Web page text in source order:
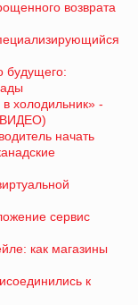
возврата
будущего:
в холодильник» -
начать
сервис
как магазины
к